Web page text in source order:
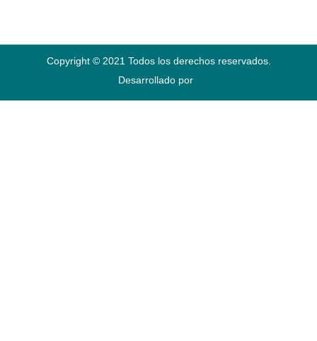
Copyright © 2021 Todos los derechos reservados.
Desarrollado por